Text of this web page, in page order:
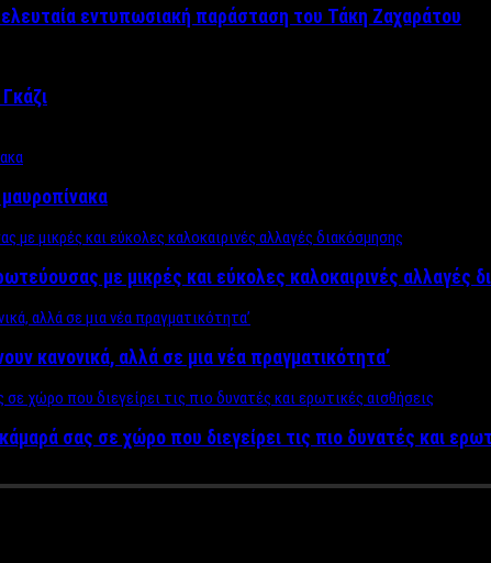
εντυπωσιακή παράσταση του Τάκη Ζαχαράτου
με μικρές και εύκολες καλοκαιρινές αλλαγές
κανονικά, αλλά σε μια νέα πραγματικότητα’
σας σε χώρο που διεγείρει τις πιο δυνατές και